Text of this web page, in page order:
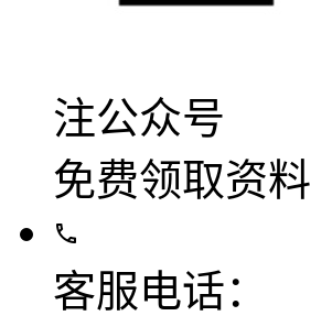
注公众号
免费领取资料
客服电话：